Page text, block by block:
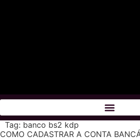
Tag: banco bs2 kdp
COMO CADASTRAR A CONTA